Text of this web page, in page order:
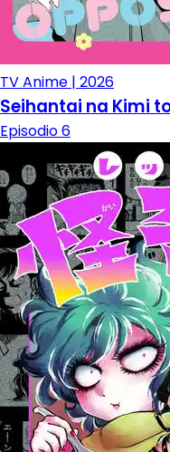
TV Anime | 2026
Seihantai na Kimi
Episodio 6